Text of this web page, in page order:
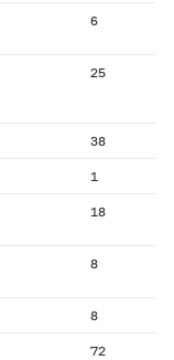
6
25
38
1
18
8
8
72